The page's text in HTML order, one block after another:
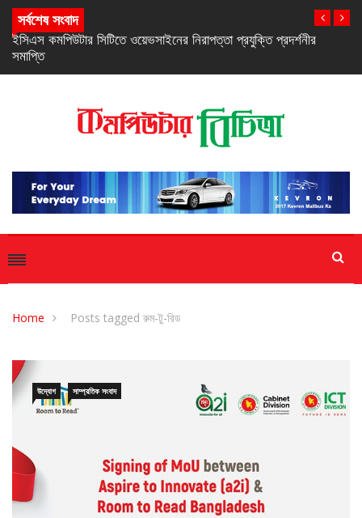
সর্বশেষ সংবাদ
নিরবচ্ছিন্ন পাওয়ার নিশ্চিতে রিয়েলমির নতুন সি-সিরিজ স্মার্টফোন
Home Posts tagged রুম-টু-রিড
উদ্যোগ সাম্প্রতিক সংবাদ